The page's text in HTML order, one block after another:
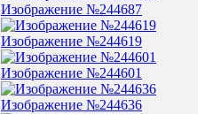
Изображение №244687
Изображение №244619
Изображение №244601
Изображение №244636